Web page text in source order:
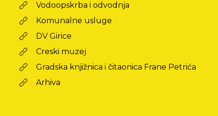
Vodoopskrba i odvodnja
Komunalne usluge
DV Girice
Creski muzej
Gradska knjižnica i čitaonica Frane Petrića
Arhiva